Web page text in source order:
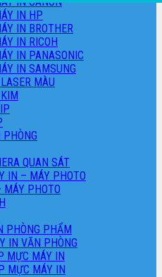
IN HP
IN BROTHER
IN RICOH
IN PANASONIC
IN SAMSUNG
MÀU
QUAN SÁT
IN – MÁY PHOTO
PHOTO
PHÒNG PHẨM
IN VĂN PHÒNG
MỰC MÁY IN
MỰC MÁY IN